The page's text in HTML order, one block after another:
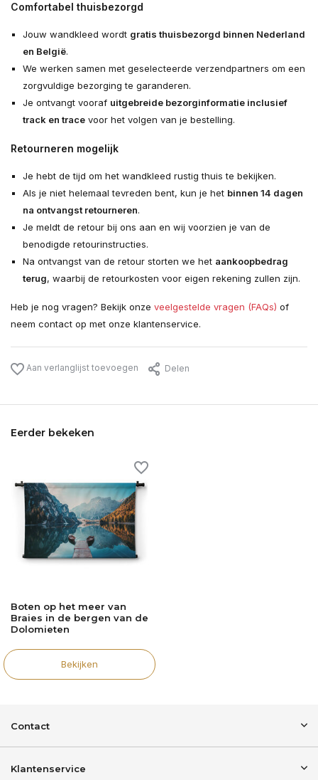
Comfortabel thuisbezorgd
Jouw wandkleed wordt gratis thuisbezorgd binnen Nederland
en België.
We werken samen met geselecteerde verzendpartners om een
zorgvuldige bezorging te garanderen.
Je ontvangt vooraf uitgebreide bezorginformatie inclusief
track en tracevoor het volgen van je bestelling.
Retourneren mogelijk
Je hebt de tijd om het wandkleed rustig thuis te bekijken.
Als je niet helemaal tevreden bent, kun je het binnen 14 dagen
na ontvangst retourneren.
Je meldt de retour bij ons aan en wij voorzien je van de
benodigde retourinstructies.
Na ontvangst van de retour storten we het aankoopbedrag
terug, waarbij de retourkosten voor eigen rekening zullen zijn.
Heb je nog vragen? Bekijk onze veelgestelde vragen (FAQs) of
neem contact op met onze klantenservice.
Aan verlanglijst toevoegen Delen
Eerder bekeken
Boten op het meer van
Braies in de bergen van de
Dolomieten
Bekijken
Contact
Klantenservice